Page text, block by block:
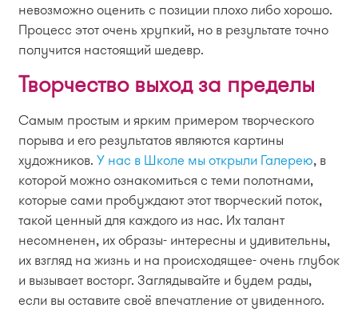
невозможно оценить с позиции плохо либо хорошо.
Процесс этот очень хрупкий, но в результате точно
получится настоящий шедевр.
Творчество выход за пределы
Самым простым и ярким примером творческого
порыва и его результатов являются картины
художников. У нас в Школе мы открыли Галерею, в
которой можно ознакомиться с теми полотнами,
которые сами пробуждают этот творческий поток,
такой ценный для каждого из нас. Их талант
несомненен, их образы- интересны и удивительны,
их взгляд на жизнь и на происходящее- очень глубок
и вызывает восторг. Заглядывайте и будем рады,
если вы оставите своё впечатление от увиденного.